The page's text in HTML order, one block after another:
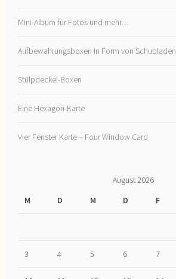
Mini-Album für Fotos und mehr…
Aufbewahrungsboxen in Form von Schubladen
Stülpdeckel-Boxen
Eine Hexagon-Karte
Vier Fenster Karte – Four Window Card
August 2026
M
D M D F
3 4 5 6 7